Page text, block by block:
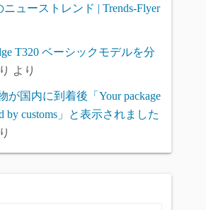
ューストレンド | Trends-Flyer
T320 ベーシックモデルを分
より
が国内に到着後「Your package
by customs」と表示されました